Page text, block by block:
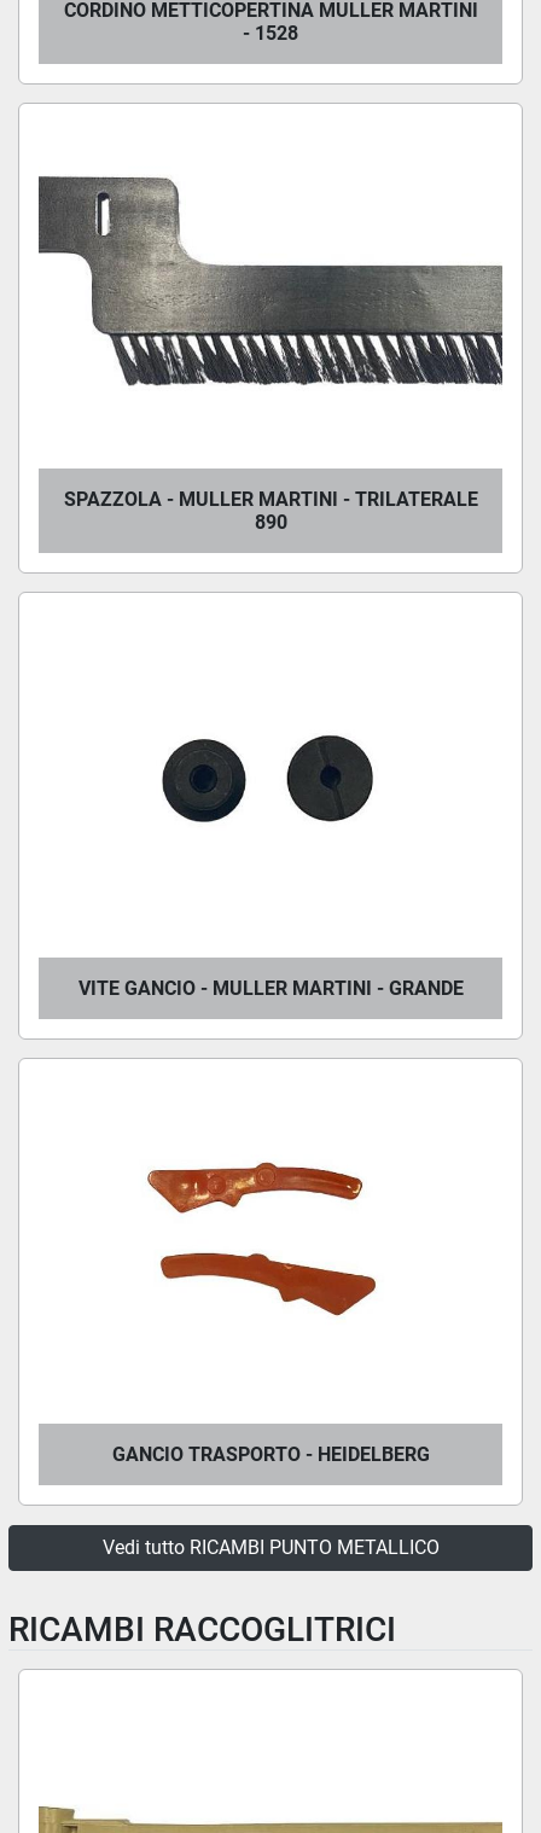
CORDINO METTICOPERTINA MULLER MARTINI
- 1528
SPAZZOLA - MULLER MARTINI - TRILATERALE
890
VITE GANCIO - MULLER MARTINI - GRANDE
GANCIO TRASPORTO - HEIDELBERG
Vedi tutto RICAMBI PUNTO METALLICO
RICAMBI RACCOGLITRICI